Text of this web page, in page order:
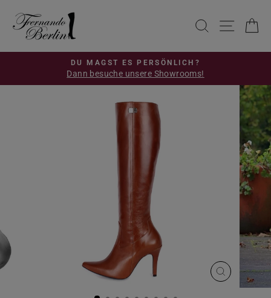
zum
Inhalt
SUCHE
Pause
DU MAGST ES PERSÖNLICH?
Dann besuche unsere Showrooms!
ESC)